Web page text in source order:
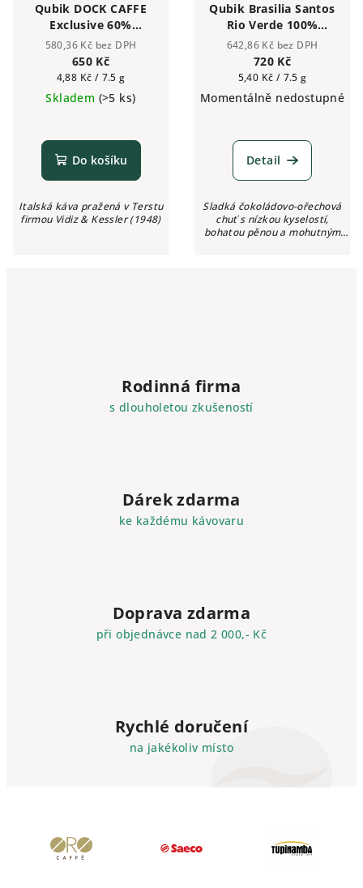
Rodinná firma
s dlouholetou zkušeností
Dárek zdarma
ke každému kávovaru
Doprava zdarma
při objednávce nad 2 000,- Kč
Rychlé doručení
na jakékoliv místo
Qubik DOCK CAFFE
Exclusive 60%
Arabika 40% Robusta
zrnková káva 1kg
580,36 Kč bez DPH
650 Kč
Měrná
cena:
4,88 Kč / 7.5 g
Skladem (>5 ks)
Do košíku
Italská káva pražená v Terstu
firmou Vidiz & Kessler (1948)
Qubik Brasilia Santos
Rio Verde 100%
Arabika - zrnková
káva 1 kg
642,86 Kč bez DPH
720 Kč
Měrná
cena:
5,40 Kč / 7.5 g
Momentálně nedostupné
Detail
Sladká čokoládovo-ořechová
chuť s nízkou kyselostí,
bohatou pěnou a mohutným